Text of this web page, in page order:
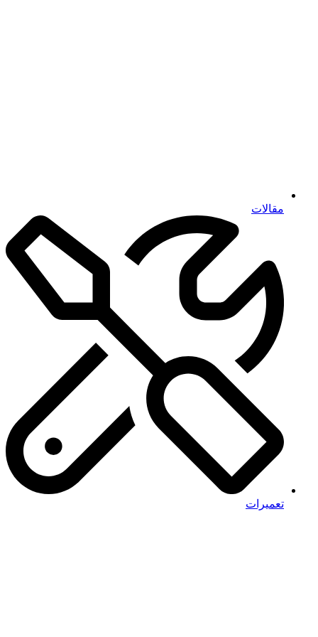
مقالات
تعمیرات